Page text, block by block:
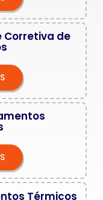
Corretiva de
Térmicos